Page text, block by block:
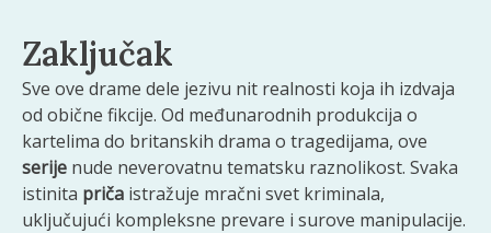
Zaključak
Sve ove drame dele jezivu nit realnosti koja ih izdvaja
od obične fikcije. Od međunarodnih produkcija o
kartelima do britanskih drama o tragedijama, ove
serije nude neverovatnu tematsku raznolikost. Svaka
istinita priča istražuje mračni svet kriminala,
uključujući kompleksne prevare i surove manipulacije.